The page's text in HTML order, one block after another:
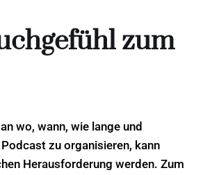
zum
wo, wann, wie lange und
zu organisieren, kann
Herausforderung werden. Zum